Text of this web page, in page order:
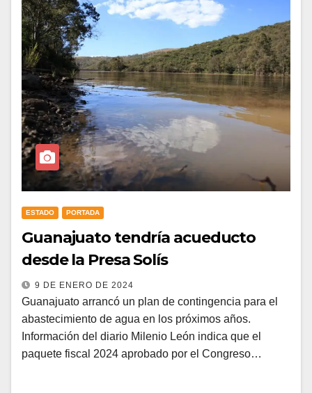
ESTADO PORTADA
Guanajuato tendría acueducto
desde la Presa Solís
9 DE ENERO DE 2024
Guanajuato arrancó un plan de contingencia para el
abastecimiento de agua en los próximos años.
Información del diario Milenio León indica que el
paquete fiscal 2024 aprobado por el Congreso…